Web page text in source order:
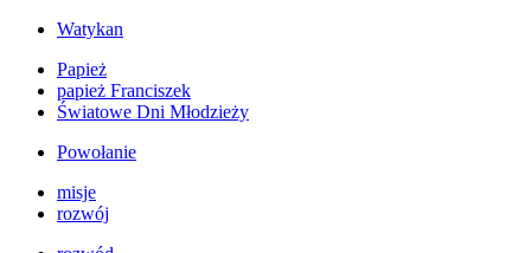
Watykan
Papież
papież Franciszek
Światowe Dni Młodzieży
Powołanie
misje
rozwój